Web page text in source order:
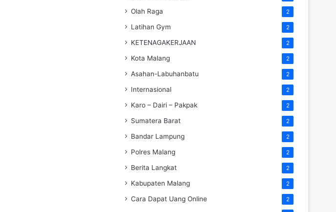
Olah Raga 2
Latihan Gym 2
KETENAGAKERJAAN 2
Kota Malang 2
Asahan-Labuhanbatu 2
Internasional 2
Karo – Dairi – Pakpak 2
Sumatera Barat 2
Bandar Lampung 2
Polres Malang 2
Berita Langkat 2
Kabupaten Malang 2
Cara Dapat Uang Online 2